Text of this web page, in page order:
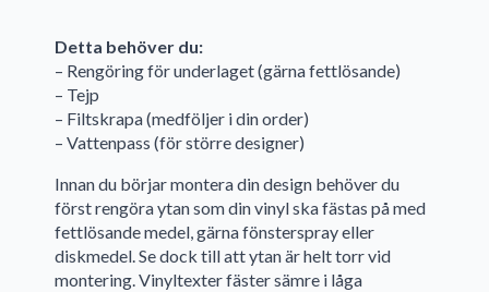
Detta behöver du:
– Rengöring för underlaget (gärna fettlösande)
– Tejp
– Filtskrapa (medföljer i din order)
– Vattenpass (för större designer)
Innan du börjar montera din design behöver du
först rengöra ytan som din vinyl ska fästas på med
fettlösande medel, gärna fönsterspray eller
diskmedel. Se dock till att ytan är helt torr vid
montering. Vinyltexter fäster sämre i låga